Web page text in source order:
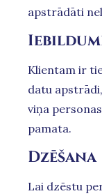
apstrādāti
Klientam ir
datu
viņa
pamata.
Dzēšana
Lai dzēstu